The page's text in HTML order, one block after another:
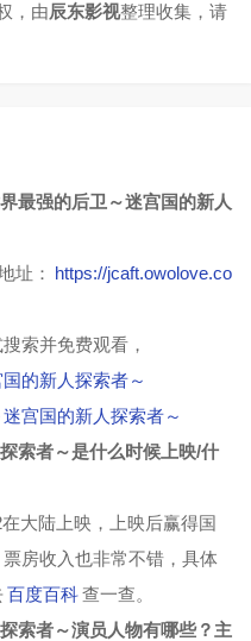
，由辰东影视整理收集，请
最强的后卫～迷宫国的新人
址： https://jcaft.owolove.co
索并免费观看，
的新人探索者～
宫国的新人探索者～
索者～是什么时候上映/什
大陆上映，上映后赢得国
房收入也非常不错，具体
百度百科查一查。
索者～演员人物有哪些？主